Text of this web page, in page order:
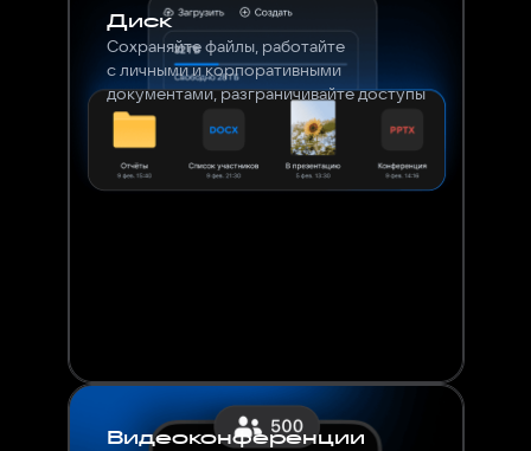
Диск
Сохраняйте файлы, работайте
с личными и корпоративными
документами, разграничивайте доступы
Видеоконференции